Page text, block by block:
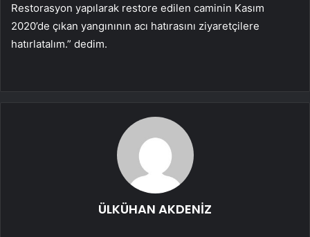
Restorasyon yapılarak restore edilen caminin Kasım
2020’de çıkan yangınının acı hatırasını ziyaretçilere
hatırlatalım.” dedim.
ÜLKÜHAN AKDENİZ